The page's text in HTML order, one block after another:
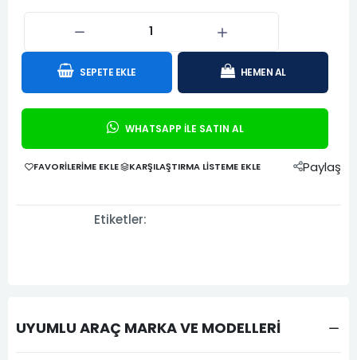
SEPETE EKLE HEMEN AL
WHATSAPP İLE SATIN AL
FAVORILERIME EKLE KARŞILAŞTIRMA LISTEME EKLE Paylaş
Etiketler:
UYUMLU ARAÇ MARKA VE MODELLERİ